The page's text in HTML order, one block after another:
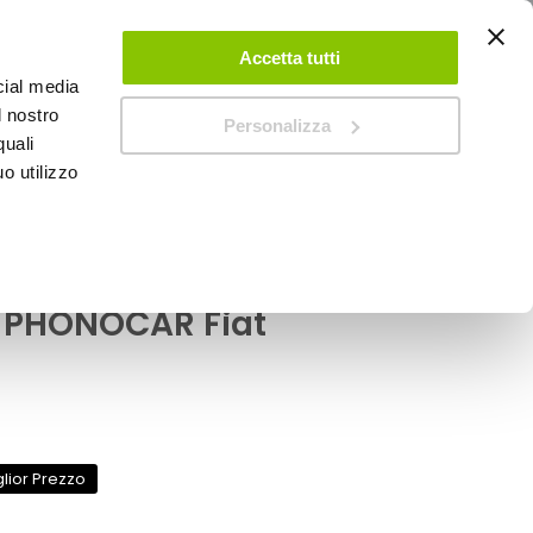
media
nostro
utilizzo
Accetta tutti
Personalizza
ACCEDI CREA UN ACCOUNT CONTATTACI
Fiat
Prezzo